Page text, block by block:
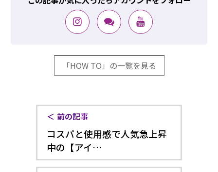
「HOW TO」の一覧を見る
前の記事
コスパと使用感で人気急上昇
中の【アイ…